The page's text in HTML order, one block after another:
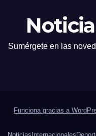
Sumérgete en las
Funciona gracias a